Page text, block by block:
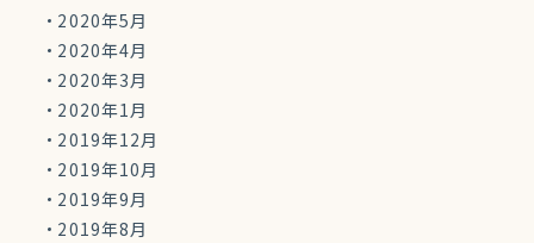
2020年5月
2020年4月
2020年3月
2020年1月
2019年12月
2019年10月
2019年9月
2019年8月